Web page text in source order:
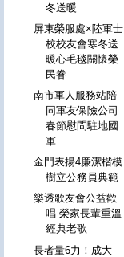
冬送暖
屏東榮服處×陸軍士
校校友會寒冬送
暖心毛毯關懷榮
民眷
南市軍人服務站陪
同軍友保險公司
春節慰問駐地國
軍
金門表揚4廉潔楷模
樹立公務員典範
樂透歌友會公益歡
唱 榮家長輩重溫
經典老歌
長者量6力！成大